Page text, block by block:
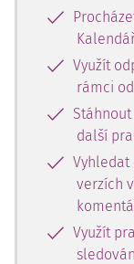
Využít
rámci
další
Vyhledat
verzích
Využít